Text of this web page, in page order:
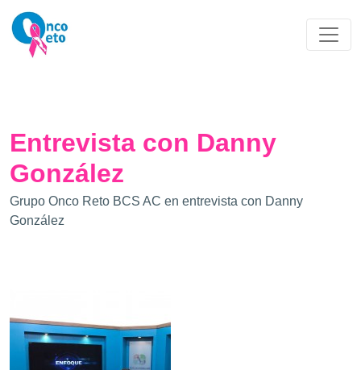
Entrevista con Danny
González
Grupo Onco Reto BCS AC en entrevista con Danny
González